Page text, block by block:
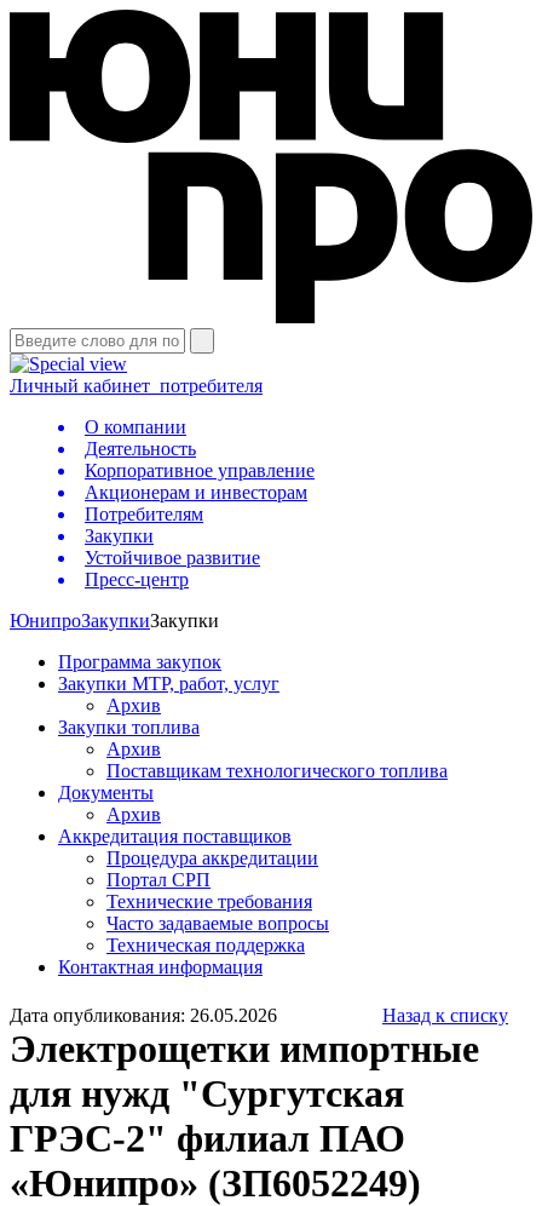
Личный кабинет потребителя
О компании
Деятельность
Корпоративное управление
Акционерам и инвесторам
Потребителям
Закупки
Устойчивое развитие
Пресс-центр
ЮнипроЗакупкиЗакупки
Программа закупок
Закупки МТР, работ, услуг
Архив
Закупки топлива
Архив
Поставщикам технологического топлива
Документы
Архив
Аккредитация поставщиков
Процедура аккредитации
Портал СРП
Технические требования
Часто задаваемые вопросы
Техническая поддержка
Контактная информация
Дата опубликования: 26.05.2026 Назад к списку
Электрощетки импортные
для нужд "Сургутская
ГРЭС-2" филиал ПАО
«Юнипро» (ЗП6052249)